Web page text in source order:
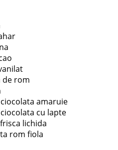
de rom
amaruie
cu lapte
lichida
rom fiola